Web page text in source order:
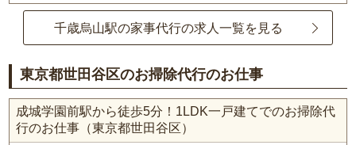
千歳烏山駅の家事代行の求人一覧を見る
東京都世田谷区のお掃除代行のお仕事
成城学園前駅から徒歩5分！1LDK一戸建てでのお掃除代
行のお仕事（東京都世田谷区）